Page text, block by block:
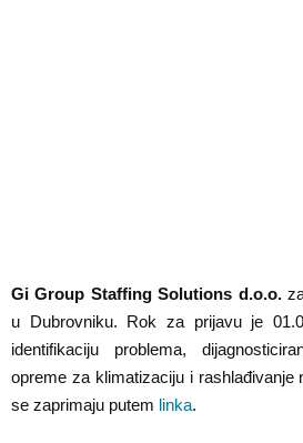
Gi Group Staffing Solutions d.o.o.
u Dubrovniku. Rok za prijavu je
identifikaciju problema,
opreme za klimatizaciju i rashlađivanje
se zaprimaju putem linka.